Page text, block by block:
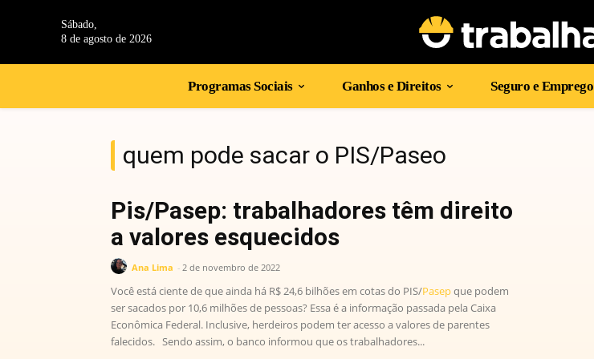
Sábado,
8 de agosto de 2026
Programas Sociais Ganhos e Direitos Seguro e Emprego
quem pode sacar o PIS/Paseo
Pis/Pasep: trabalhadores têm direito
a valores esquecidos
Ana Lima - 2 de novembro de 2022
Você está ciente de que ainda há R$ 24,6 bilhões em cotas do PIS/Pasepque podem
ser sacados por 10,6 milhões de pessoas? Essa é a informação passada pela Caixa
Econômica Federal. Inclusive, herdeiros podem ter acesso a valores de parentes
falecidos. Sendo assim, o banco informou que os trabalhadores...